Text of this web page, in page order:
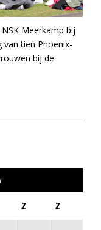
Meerkamp bij
van tien Phoenix-
bij de
Z Z